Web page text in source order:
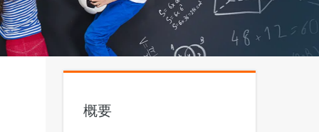
概要
ト基盤、長期推論、クロ
Qwen3.7-Plus
ネイティブマルチモーダル、1M コンテキ
ーでオリンピック競技大
ビジネスの成長に役立
を簡単に確認
プロダクトと機能のアップデート情報
Alibaba Cloud サービスの最新の変更情
をどこでも拡張
(EIP)
を個別に管理してインター
クアップを使用して、ビジ
モデル
プロダクトの最新情報を入
手しましょう
、効率的、かつ信頼で
ンでサプライチェーン
センター
オファーとプロモ
せします
、認定資格を取得しまし
築した実際のプロジェクトを探索しまし
ょう。
開発者 MVP
私たちのコミュニティをリードし、構築
ー、MSP パートナー、その他のパートナ
ープログラムのパートナーポータル
る
と話し、お客様のビジ